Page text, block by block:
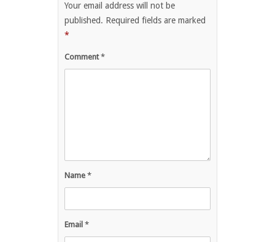
Your email address will not be
published. Required fields are marked
*
Comment*
Name *
Email *